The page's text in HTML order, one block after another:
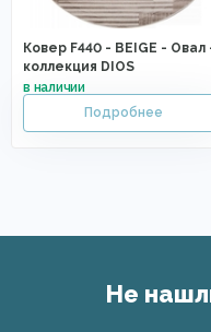
Ковер F440 - BEIGE - Овал
коллекция DIOS
Не